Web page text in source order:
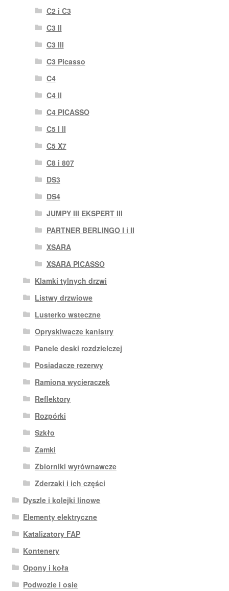
C2 i C3
C3 II
C3 III
C3 Picasso
C4
C4 II
C4 PICASSO
C5 I II
C5 X7
C8 i 807
DS3
DS4
JUMPY III EKSPERT III
PARTNER BERLINGO I i II
XSARA
XSARA PICASSO
Klamki tylnych drzwi
Listwy drzwiowe
Lusterko wsteczne
Opryskiwacze kanistry
Panele deski rozdzielczej
Posiadacze rezerwy
Ramiona wycieraczek
Reflektory
Rozpórki
Szkło
Zamki
Zbiorniki wyrównawcze
Zderzaki i ich części
Dyszle i kolejki linowe
Elementy elektryczne
Katalizatory FAP
Kontenery
Opony i koła
Podwozie i osie